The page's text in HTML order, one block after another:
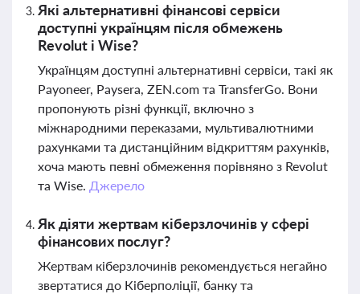
Які альтернативні фінансові сервіси
доступні українцям після обмежень
Revolut і Wise?
Українцям доступні альтернативні сервіси, такі як
Payoneer, Paysera, ZEN.com та TransferGo. Вони
пропонують різні функції, включно з
міжнародними переказами, мультивалютними
рахунками та дистанційним відкриттям рахунків,
хоча мають певні обмеження порівняно з Revolut
та Wise. Джерело
Як діяти жертвам кіберзлочинів у сфері
фінансових послуг?
Жертвам кіберзлочинів рекомендується негайно
звертатися до Кіберполіції, банку та